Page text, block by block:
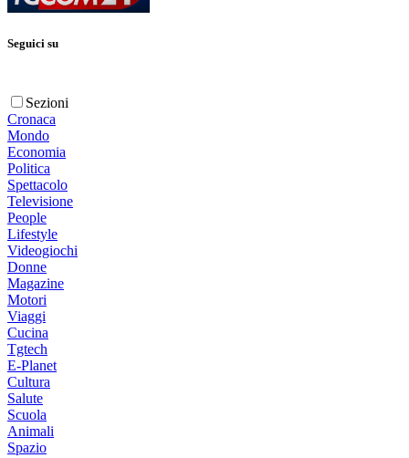
Seguici su
Sezioni
Cronaca
Mondo
Economia
Politica
Spettacolo
Televisione
People
Lifestyle
Videogiochi
Donne
Magazine
Motori
Viaggi
Cucina
Tgtech
E-Planet
Cultura
Salute
Scuola
Animali
Spazio